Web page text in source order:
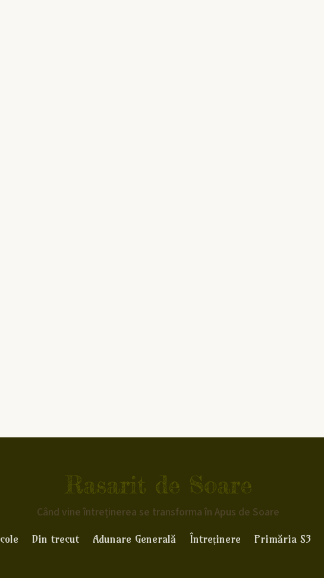
Rasarit de Soare
Când vine întreținerea se transforma în Apus de Soare
Din trecut Adunare Generală Întreținere Primăria S3